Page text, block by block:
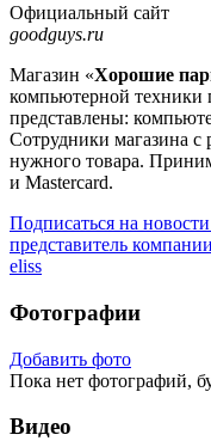
Официальный сайт
goodguys.ru
Магазин «Хорошие
компьютерной техники
представлены:
Сотрудники магазина с
нужного товара.
и Mastercard.
Подписаться на новости
представитель
eliss
Фотографии
Добавить фото
Пока нет фотографий,
Видео